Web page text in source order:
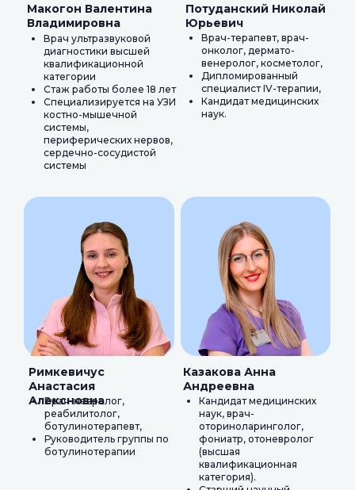
Римкевичус
Анастасия
Алексновна
Врач-невролог,
реабилитолог,
ботулинотерапевт,
Руководитель группы по
ботулинотерапии
Казакова Анна
Андреевна
Кандидат медицинских
наук, врач-
оториноларинголог,
фониатр, отоневролог
(высшая
квалификационная
категория).
Потуданский Николай
Юрьевич
Врач-терапевт, врач-
онколог, дермато-
венеролог, косметолог,
Дипломированный
специалист IV-терапии,
Кандидат медицинских
наук.
Макогон Валентина
Владимировна
Врач ультразвуковой
диагностики высшей
квалификационной
категории
Стаж работы более 18 лет
Специализируется на УЗИ
костно-мышечной
системы,
периферических нервов,
сердечно-сосудистой
системы